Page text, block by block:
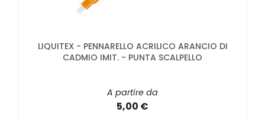
LIQUITEX - PENNARELLO ACRILICO ARANCIO DI
CADMIO IMIT. - PUNTA SCALPELLO
A partire da
5,00 €